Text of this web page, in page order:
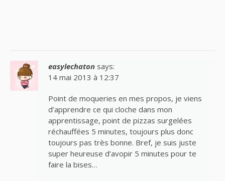
easylechaton says:
14 mai 2013 à 12:37
Point de moqueries en mes propos, je viens
d’apprendre ce qui cloche dans mon
apprentissage, point de pizzas surgelées
réchauffées 5 minutes, toujours plus donc
toujours pas très bonne. Bref, je suis juste
super heureuse d’avopir 5 minutes pour te
faire la bises…